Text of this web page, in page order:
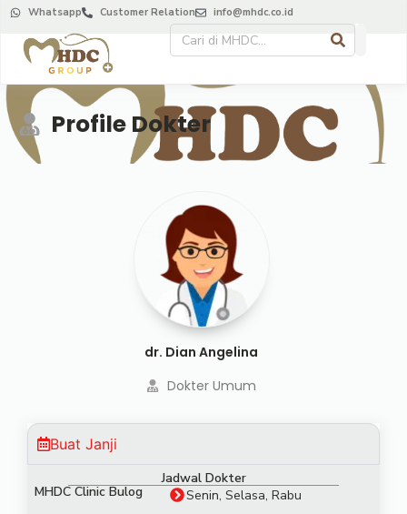
Whatsapp Customer Relation info@mhdc.co.id
Profile Dokter
dr. Dian Angelina
Dokter Umum
Buat Janji
Jadwal Dokter
MHDC Clinic Bulog Senin, Selasa, Rabu